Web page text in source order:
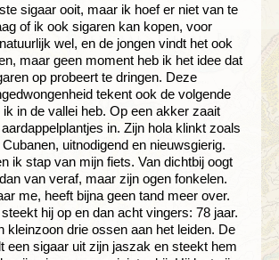
sigaar ooit, maar ik hoef er niet van te
of ik ook sigaren kan kopen, voor
wel, en de jongen vindt het ook
maar geen moment heb ik het idee dat
op probeert te dringen. Deze
tekent ook de volgende
in de vallei heb. Op een akker zaait
in. Zijn hola klinkt zoals
uitnodigend en nieuwsgierig.
ik stap van mijn fiets. Van dichtbij oogt
van veraf, maar zijn ogen fonkelen.
me, heeft bijna geen tand meer over.
hij op en dan acht vingers: 78 jaar.
kleinzoon drie ossen aan het leiden. De
een sigaar uit zijn jaszak en steekt hem